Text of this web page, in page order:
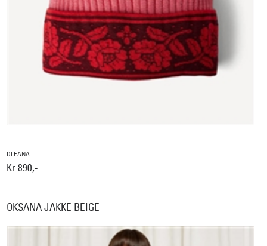
OLEANA
Kr 890,-
OKSANA JAKKE BEIGE